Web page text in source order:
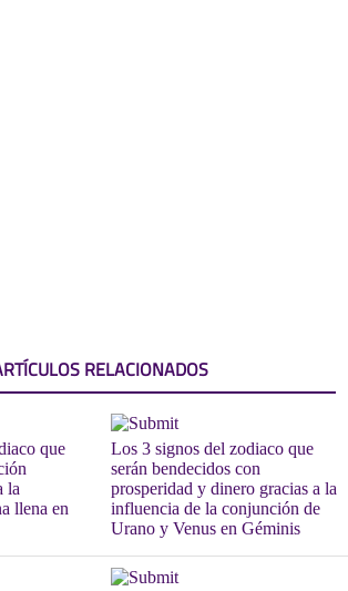
RELACIONADOS
que
la
llena en
Los 3 signos del zodiaco que
serán bendecidos con
prosperidad y dinero gracias a la
influencia de la conjunción de
Urano y Venus en Géminis